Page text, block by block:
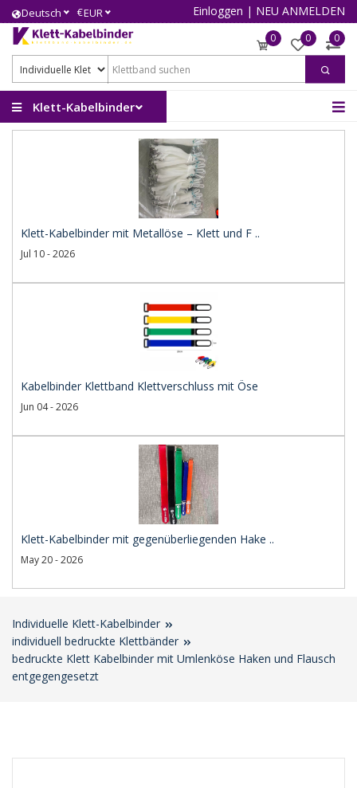
Deutsch €EUR Einloggen | NEU ANMELDEN
0 0 0
Klett-Kabelbinder
Klett-Kabelbinder mit Metallöse – Klett und F ..
Jul 10 - 2026
Kabelbinder Klettband Klettverschluss mit Öse
Jun 04 - 2026
Klett-Kabelbinder mit gegenüberliegenden Hake ..
May 20 - 2026
Individuelle Klett-Kabelbinder
individuell bedruckte Klettbänder
bedruckte Klett Kabelbinder mit Umlenköse Haken und Flausch
entgegengesetzt